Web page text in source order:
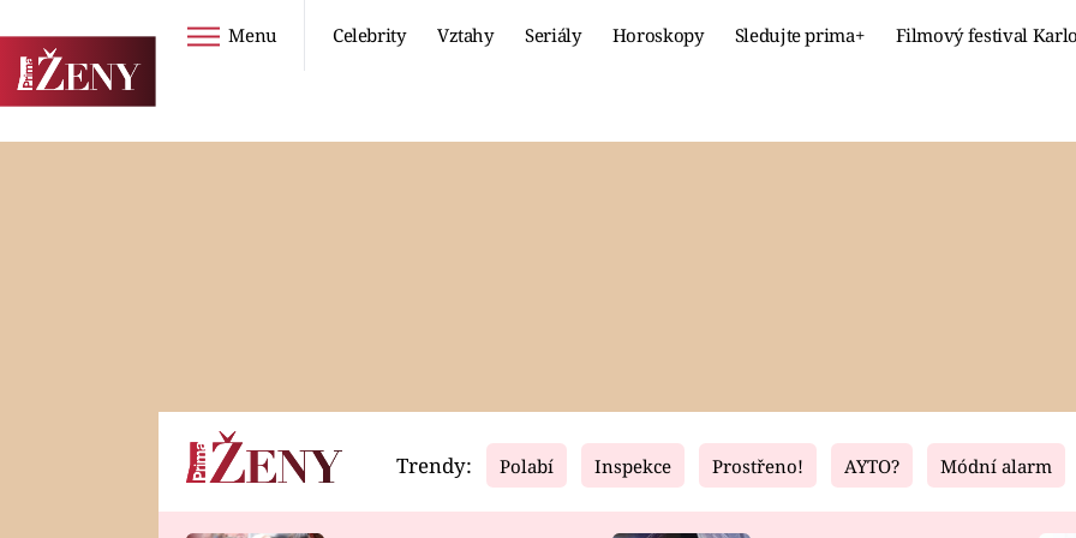
Menu Celebrity Vztahy Seriály Horoskopy Sledujte prima+ Filmový festival
Horoskopy Video Fresh Living
Trendy: Polabí Inspekce Prostřeno! AYTO? Módní alarm